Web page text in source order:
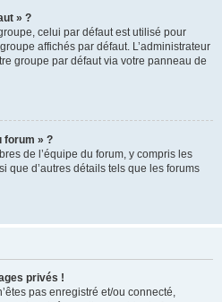
» ?
celui par défaut est utilisé pour
affichés par défaut. L’administrateur
groupe par défaut via votre panneau de
forum » ?
de l’équipe du forum, y compris les
que d’autres détails tels que les forums
privés !
pas enregistré et/ou connecté,